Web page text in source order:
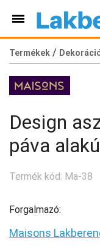
Termékek /
Design
páva alakú
Termék kód: Ma-38
Forgalmazó:
Maisons